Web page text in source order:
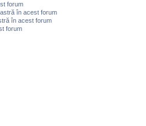
forum
în acest forum
în acest forum
forum